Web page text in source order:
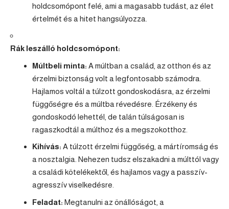
holdcsomópont felé, ami a magasabb tudást, az élet
értelmét és a hitet hangsúlyozza.
Rák leszálló holdcsomópont:
Múltbeli minta: A múltban a család, az otthon és az
érzelmi biztonság volt a legfontosabb számodra.
Hajlamos voltál a túlzott gondoskodásra, az érzelmi
függőségre és a múltba révedésre. Érzékeny és
gondoskodó lehettél, de talán túlságosan is
ragaszkodtál a múlthoz és a megszokotthoz.
Kihívás: A túlzott érzelmi függőség, a mártíromság és
a nosztalgia. Nehezen tudsz elszakadni a múlttól vagy
a családi kötelékektől, és hajlamos vagy a passzív-
agresszív viselkedésre.
Feladat: Megtanulni az önállóságot, a